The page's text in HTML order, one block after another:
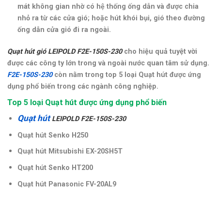
mát không gian nhờ có hệ thống ống dẫn và được chia
nhỏ ra từ các cửa gió; hoặc hút khói bụi, gió theo đường
ống dẫn cửa gió đi ra ngoài.
Quạt hút gió LEIPOLD F2E-150S-230cho hiệu quả tuyệt vời
được các công ty lớn trong và ngoài nước quan tâm sử dụng.
F2E-150S-230 còn nằm trong top 5 loại Quạt hút được ứng
dụng phổ biến trong các ngành công nghiệp.
Top 5 loại Quạt hút được ứng dụng phổ biến
Quạt hútLEIPOLD F2E-150S-230
Quạt hút Senko H250
Quạt hút Mitsubishi EX-20SH5T
Quạt hút Senko HT200
Quạt hút Panasonic FV-20AL9